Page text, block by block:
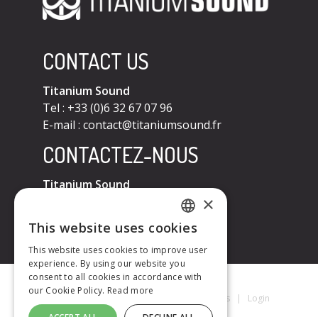
CONTACT US
Titanium Sound
Tel : +33 (0)6 32 67 07 96
E-mail : contact@titaniumsound.fr
CONTACTEZ-NOUS
Titanium Sound
contact@titaniumsound.fr
Titanium Sound © 2026 Mentions Légales| Login
FRENCH
ENGLISH
×
This website uses cookies
This website uses cookies to improve user
experience. By using our website you
consent to all cookies in accordance with
our Cookie Policy. Read more